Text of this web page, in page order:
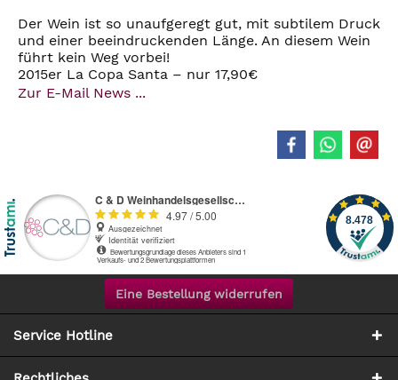
Der Wein ist so unaufgeregt gut, mit subtilem Druck
und einer beeindruckenden Länge. An diesem Wein
führt kein Weg vorbei!
2015er La Copa Santa – nur 17,90€
Zur E-Mail News ...
Eine Bestellung widerrufen
Service Hotline